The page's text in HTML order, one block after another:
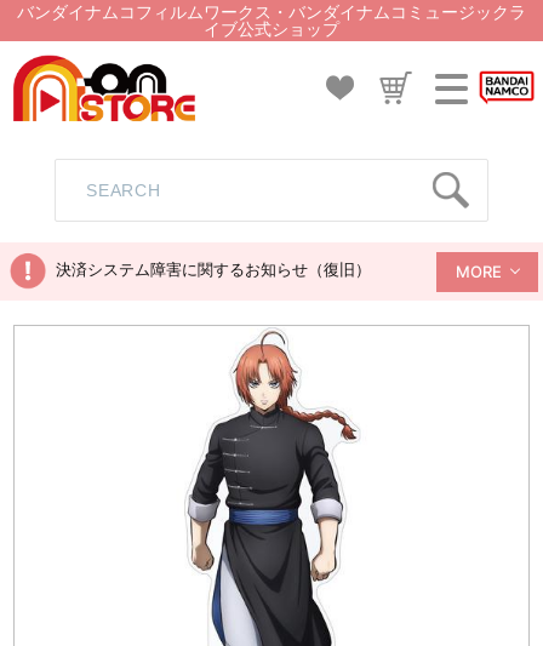
バンダイナムコフィルムワークス・バンダイナムコミュージックラ
イブ公式ショップ
決済システム障害に関するお知らせ（復旧） MORE